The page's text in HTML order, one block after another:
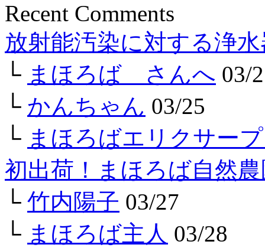
Recent Comments
放射能汚染に対する浄
└ まほろば さんへ 03/
└ かんちゃん 03/25
└ まほろばエリクサー
初出荷！まほろば自然
└ 竹内陽子 03/27
└ まほろば主人 03/28